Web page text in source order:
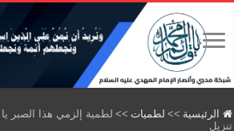
الرئيسية >> لطميات >> لطمية إلزمي هذا الصبر
تنزيل